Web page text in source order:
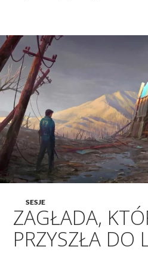
SESJE
ZAGŁADA,
PRZYSZŁA DO